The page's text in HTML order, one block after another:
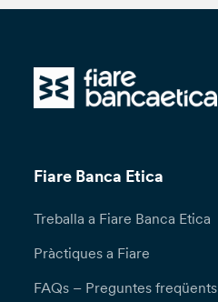
Fiare Banca Etica
Treballa a Fiare Banca Etica
Pràctiques a Fiare
FAQs – Preguntes freqüents